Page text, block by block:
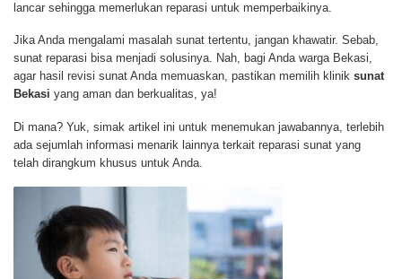
lancar sehingga memerlukan reparasi untuk memperbaikinya.
Jika Anda mengalami masalah sunat tertentu, jangan khawatir. Sebab,
sunat reparasi bisa menjadi solusinya. Nah, bagi Anda warga Bekasi,
agar hasil revisi sunat Anda memuaskan, pastikan memilih klinik sunat
Bekasi yang aman dan berkualitas, ya!
Di mana? Yuk, simak artikel ini untuk menemukan jawabannya, terlebih
ada sejumlah informasi menarik lainnya terkait reparasi sunat yang
telah dirangkum khusus untuk Anda.